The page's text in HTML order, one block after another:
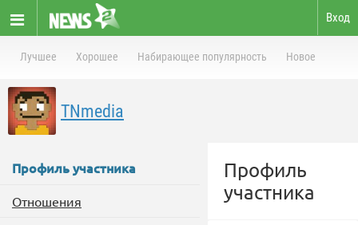
Вход
Лучшее Хорошее Набирающее популярность Новое
TNmedia
Профиль участника
Отношения
Профиль
участника